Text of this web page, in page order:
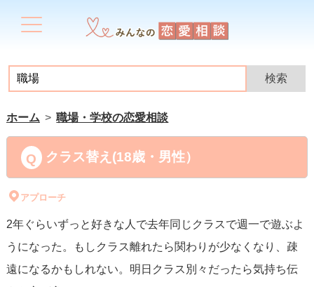
ホーム 職場・学校の恋愛相談
クラス替え(18歳・男性）
アプローチ
2年ぐらいずっと好きな人で去年同じクラスで週一で遊ぶよ
うになった。もしクラス離れたら関わりが少なくなり、疎
遠になるかもしれない。明日クラス別々だったら気持ち伝